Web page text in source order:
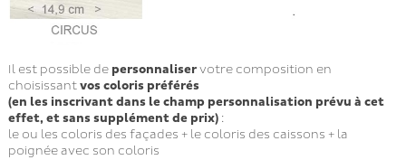
Il est possible de personnaliservotre composition en
choisissantvos coloris préférés
(en les inscrivant dans le champ personnalisation prévu à cet
effet, et sans supplément de prix):
le ou les coloris des façades + le coloris des caissons + la
poignée avec son coloris